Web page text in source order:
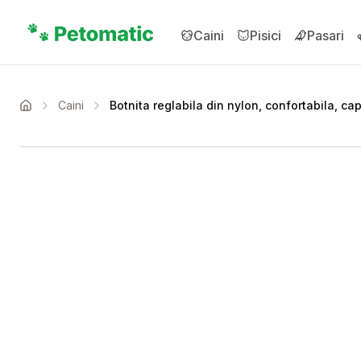
Caini
Pisici Pasari
Acasa Caini
Botnita reglabila din nylon, confortabila,